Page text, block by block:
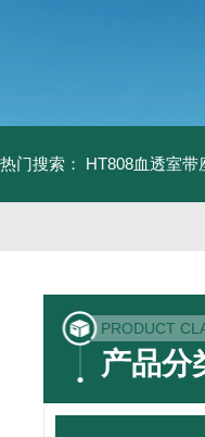
热门搜索： HT808血透室带
PRODUCT
产品分